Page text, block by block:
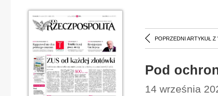
POPRZEDNI ARTYKUŁ Z
Pod
14 września